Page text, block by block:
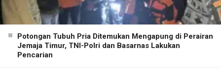
Potongan Tubuh Pria Ditemukan Mengapung di Perairan
Jemaja Timur, TNI-Polri dan Basarnas Lakukan
Pencarian